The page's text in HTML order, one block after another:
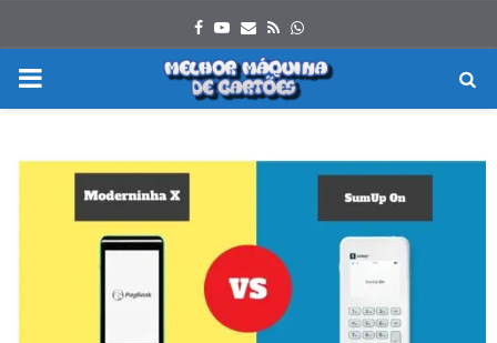
Facebook
Youtube
Email
RssWhatsapp
PRIMARY